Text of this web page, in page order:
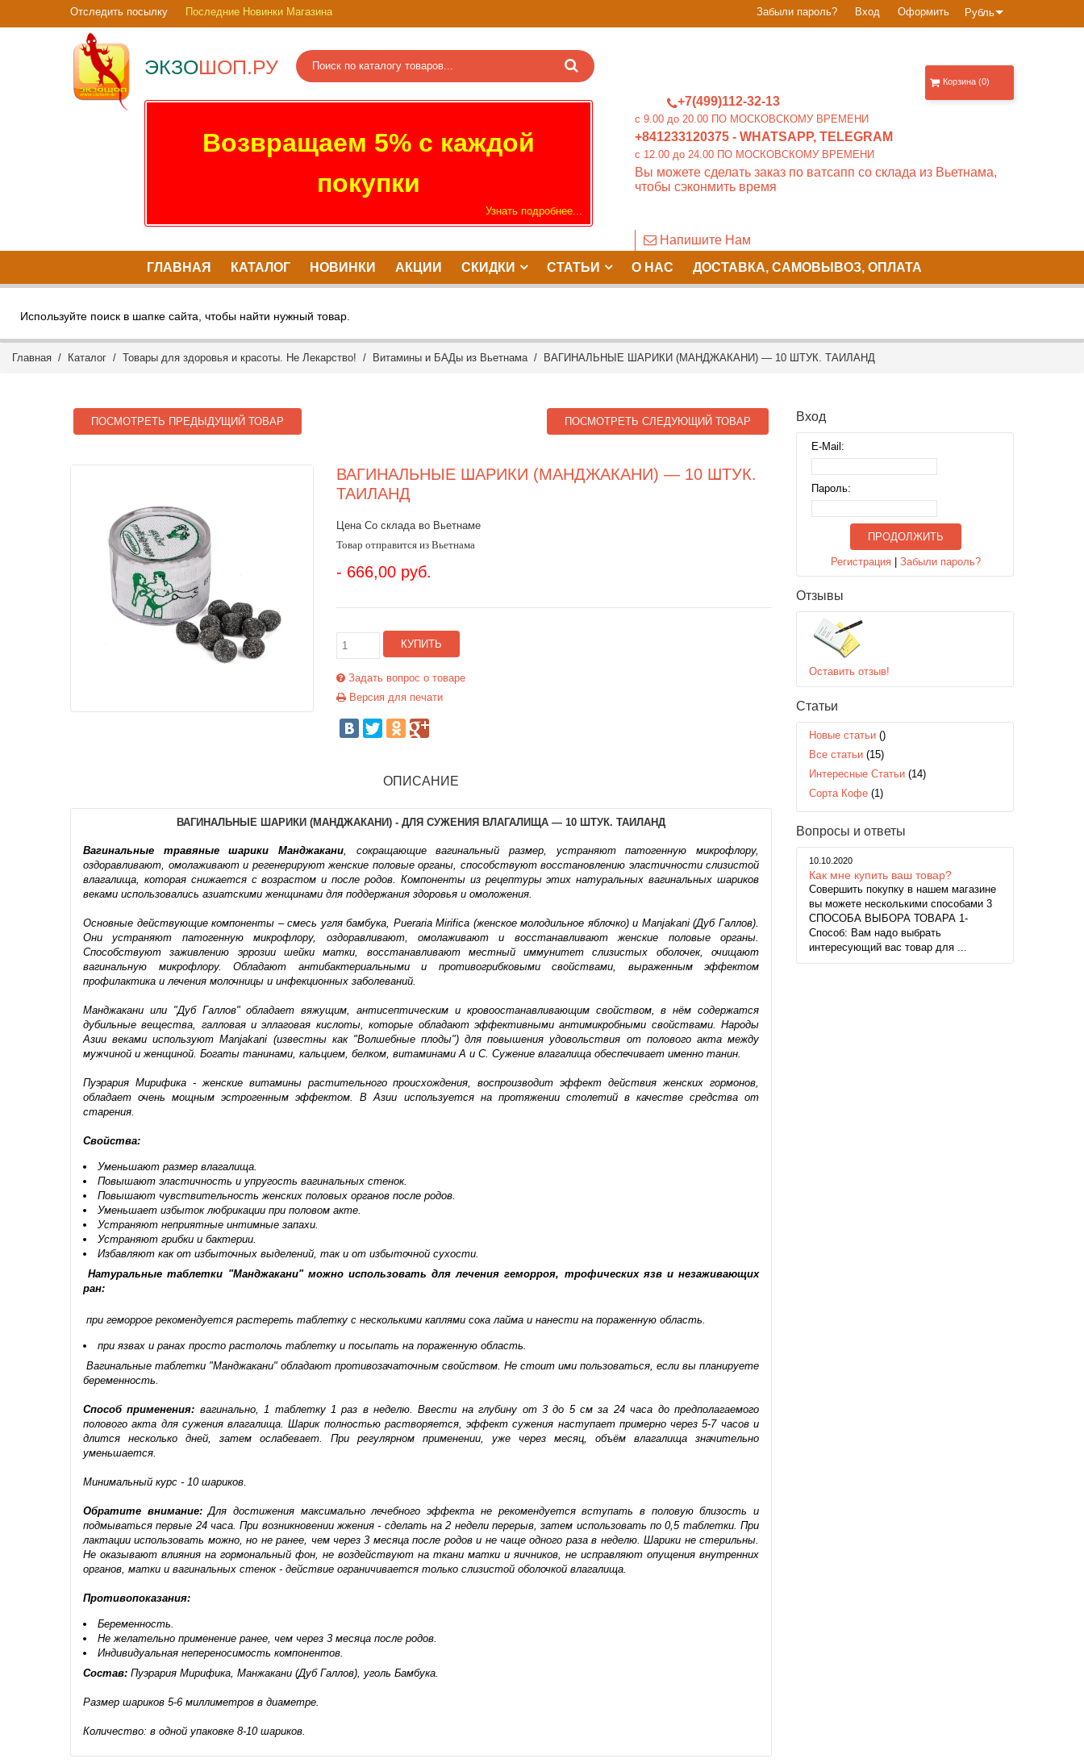
Рубль
Забыли пароль? Вход Оформить
Отследить посылку Последние Новинки Магазина
ЭКЗОШОП.РУ
+7(499)112-32-13
c 9.00 до 20.00 ПО МОСКОВСКОМУ ВРЕМЕНИ
+841233120375 - WHATSAPP, TELEGRAM
c 12.00 до 24.00 ПО МОСКОВСКОМУ ВРЕМЕНИ
Вы можете сделать заказ по ватсапп со склада из Вьетнама,
чтобы сэконмить время
Напишите Нам
Возвращаем 5% с каждой
покупки
Узнать подробнее...
Корзина (0)
ГЛАВНАЯ КАТАЛОГ НОВИНКИ АКЦИИ СКИДКИ СТАТЬИ О НАС ДОСТАВКА, САМОВЫВОЗ, ОПЛАТА
Используйте поиск в шапке сайта, чтобы найти нужный товар.
Главная / Каталог / Товары для здоровья и красоты. Не Лекарство! / Витамины и БАДы из Вьетнама/ ВАГИНАЛЬНЫЕ ШАРИКИ (МАНДЖАКАНИ) — 10 ШТУК. ТАИЛАНД
ПОСМОТРЕТЬ ПРЕДЫДУЩИЙ ТОВАР ПОСМОТРЕТЬ СЛЕДУЮЩИЙ ТОВАР
ВАГИНАЛЬНЫЕ ШАРИКИ (МАНДЖАКАНИ) — 10 ШТУК.
ТАИЛАНД
Цена Со склада во Вьетнаме
Товар отправится из Вьетнама
- 666,00 руб.
КУПИТЬ
Задать вопрос о товаре
Версия для печати
ОПИСАНИЕ
ВАГИНАЛЬНЫЕ ШАРИКИ (МАНДЖАКАНИ) - ДЛЯ СУЖЕНИЯ ВЛАГАЛИЩА — 10 ШТУК. ТАИЛАНД
Вагинальные травяные шарики Манджакани , сокращающие вагинальный размер, устраняют патогенную микрофлору,
оздоравливают, омолаживают и регенерируют женские половые органы, способствуют восстановлению эластичности слизистой
влагалища, которая снижается с возрастом и после родов. Компоненты из рецептуры этих натуральных вагинальных шариков
веками использовались азиатскими женщинами для поддержания здоровья и омоложения.
Основные действующие компоненты – смесь угля бамбука, Pueraria Mirifica (женское молодильное яблочко) и Manjakani (Дуб Галлов).
Они устраняют патогенную микрофлору, оздоравливают, омолаживают и восстанавливают женские половые органы.
Способствуют заживлению эррозии шейки матки, восстанавливают местный иммунитет слизистых оболочек, очищают
вагинальную микрофлору. Обладают антибактериальными и противогрибковыми свойствами, выраженным эффектом
профилактика и лечения молочницы и инфекционных заболеваний.
Манджакани или "Дуб Галлов" обладает вяжущим, антисептическим и кровоостанавливающим свойством, в нём содержатся
дубильные вещества, галловая и эллаговая кислоты, которые обладают эффективными антимикробными свойствами. Народы
Азии веками используют Manjakani (известны как "Волшебные плоды") для повышения удовольствия от полового акта между
мужчиной и женщиной. Богаты танинами, кальцием, белком, витаминами А и С. Сужение влагалища обеспечивает именно танин.
Пуэрария Мирифика - женские витамины растительного происхождения, воспроизводит эффект действия женских гормонов,
обладает очень мощным эстрогенным эффектом. В Азии используется на протяжении столетий в качестве средства от
старения.
Свойства:
Уменьшают размер влагалища.
Повышают эластичность и упругость вагинальных стенок.
Повышают чувствительность женских половых органов после родов.
Уменьшает избыток любрикации при половом акте.
Устраняют неприятные интимные запахи.
Устраняют грибки и бактерии.
Избавляют как от избыточных выделений, так и от избыточной сухости.
Натуральные таблетки "Манджакани" можно использовать для лечения геморроя, трофических язв и незаживающих
ран:
при геморрое рекомендуется растереть таблетку с несколькими каплями сока лайма и нанести на пораженную область.
при язвах и ранах просто растолочь таблетку и посыпать на пораженную область.
Вагинальные таблетки "Манджакани" обладают противозачаточным свойством. Не стоит ими пользоваться, если вы планируете
беременность.
Способ применения: вагинально, 1 таблетку 1 раз в неделю. Ввести на глубину от 3 до 5 см за 24 часа до предполагаемого
полового акта для сужения влагалища. Шарик полностью растворяется, эффект сужения наступает примерно через 5-7 часов и
длится несколько дней, затем ослабевает. При регулярном применении, уже через месяц, объём влагалища значительно
уменьшается.
Минимальный курс - 10 шариков.
Обратите внимание:Для достижения максимально лечебного эффекта не рекомендуется вступать в половую близость и
подмываться первые 24 часа. При возникновении жжения - сделать на 2 недели перерыв, затем использовать по 0,5 таблетки. При
лактации использовать можно, но не ранее, чем через 3 месяца после родов и не чаще одного раза в неделю. Шарики не стерильны.
Не оказывают влияния на гормональный фон, не воздействуют на ткани матки и яичников, не исправляют опущения внутренних
органов, матки и вагинальных стенок - действие ограничивается только слизистой оболочкой влагалища.
Противопоказания:
Беременность.
Не желательно применение ранее, чем через 3 месяца после родов.
Индивидуальная непереносимость компонентов.
Состав: Пуэрария Мирифика, Манжакани (Дуб Галлов), уголь Бамбука.
Размер шариков 5-6 миллиметров в диаметре.
Количество: в одной упаковке 8-10 шариков.
Вход
E-Mail:
Пароль:
ПРОДОЛЖИТЬ
Регистрация |Забыли пароль?
Отзывы
Оставить отзыв!
Статьи
Новые статьи ()
Все статьи (15)
Интересные Статьи (14)
Сорта Кофе (1)
Вопросы и ответы
10.10.2020
Как мне купить ваш товар?
Совершить покупку в нашем магазине
вы можете несколькими способами 3
СПОСОБА ВЫБОРА ТОВАРА 1-
Способ: Вам надо выбрать
интересующий вас товар для ...